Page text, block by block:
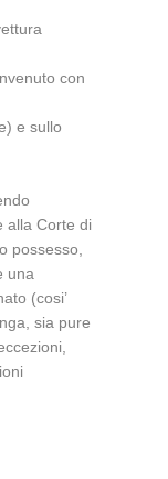
con
e sullo
alla Corte di
possesso,
una
(cosi’
sia pure